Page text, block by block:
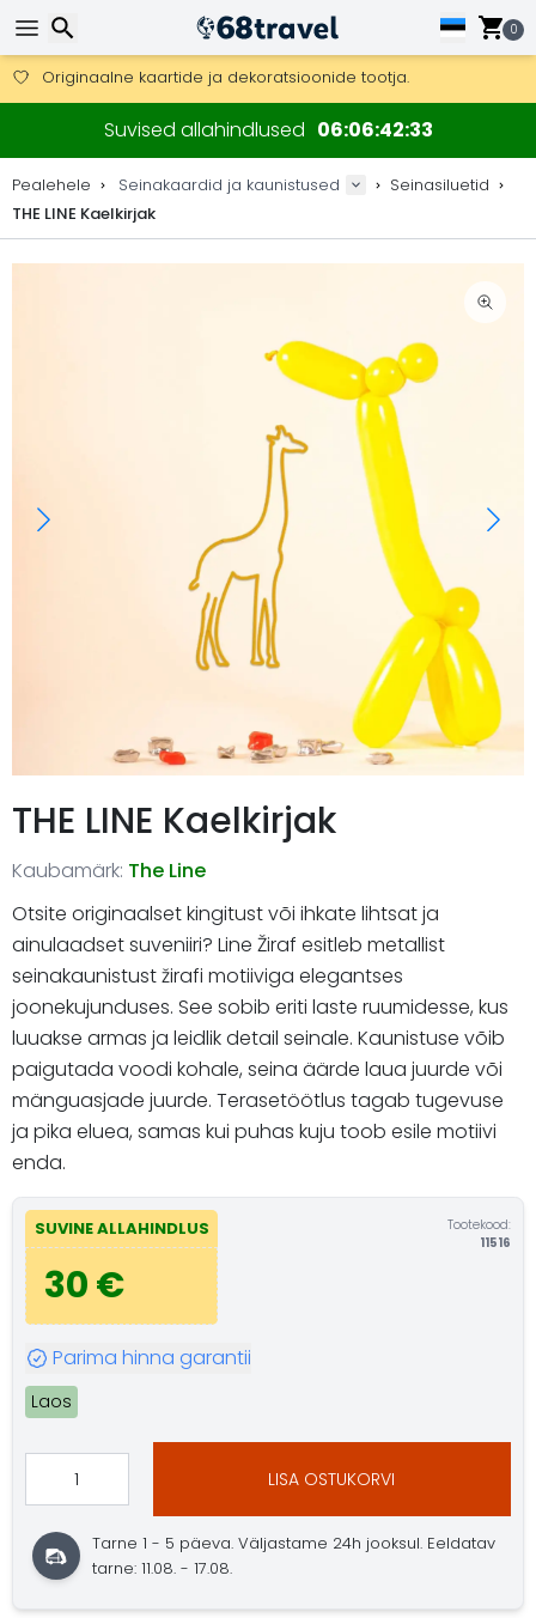
0
Saab saata ka DHL Expressi kaudu (kohaletoimetamine 24 tunni
30 päeva tagastamiseks, 90 päeva puidust kaartide ja
Originaalne kaartide ja dekoratsioonide tootja.
Suvised allahindlused 06064232
Pealehele Seinakaardid ja kaunistused
Seinasiluetid
THE LINE Kaelkirjak
THE LINE Kaelkirjak
Kaubamärk: The Line
Otsite originaalset kingitust või ihkate lihtsat ja
ainulaadset suveniiri? Line Žiraf esitleb metallist
seinakaunistust žirafi motiiviga elegantses
joonekujunduses. See sobib eriti laste ruumidesse, kus
luuakse armas ja leidlik detail seinale. Kaunistuse võib
paigutada voodi kohale, seina äärde laua juurde või
mänguasjade juurde. Terasetöötlus tagab tugevuse
ja pika eluea, samas kui puhas kuju toob esile motiivi
enda.
SUVINE ALLAHINDLUS
30 €
Tootekood:
11516
Parima hinna garantii
Laos
LISA OSTUKORVI
Tarne 1 - 5 päeva. Väljastame 24h jooksul. Eeldatav
tarne: 11.08. - 17.08.
Otsi